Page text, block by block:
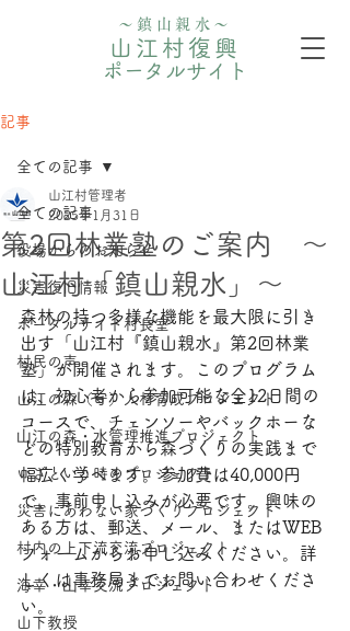
〜鎮山親水〜
山江村復興
ポータルサイト
記事
全ての記事
役場からのお知らせ
災害復旧情報
ポータルサイト村長室
村民の声
山江の森（守）人材育成プロジェクト
⼭江の森・⽔管理推進プロジェクト
いざという時のプロジェクト
災害にあわない家づくりプロジェクト
村内の上下流交流プロジェクト
海幸・⼭幸交流プロジェクト
山下教授
全ての記事
第2回林業塾のご案内 ～
山江村「鎮山親水」～
山江村管理者
2025年1月31日
森林の持つ多様な機能を最大限に引き
出す「山江村『鎮山親水』第2回林業
塾」が開催されます。このプログラム
は、初心者から参加可能な全12日間の
コースで、チェンソーやバックホーな
どの特別教育から森づくりの実践まで
幅広く学べます。参加費は40,000円
で、事前申し込みが必要です。興味の
ある方は、郵送、メール、またはWEB
フォームからお申し込みください。詳
しくは事務局までお問い合わせくださ
い。